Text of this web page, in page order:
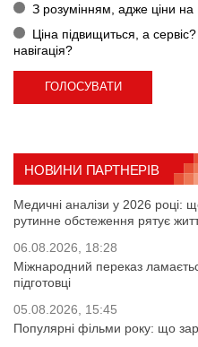
З розумінням, адже ціни на
Ціна підвищиться, а
навігація?
НОВИНИ ПАРТНЕРІВ
Медичні аналізи у 2026 році:
рутинне обстеження рятує
06.08.2026, 18:28
Міжнародний переказ
підготовці
05.08.2026, 15:45
Популярні фільми року: що